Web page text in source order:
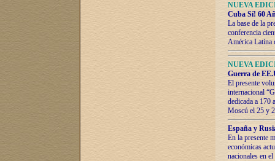
NUEVA
Cuba Sí! 60
La base de la
conferencia
América Latina
NUEVA
Guerra de
El presente
internacional
dedicada a 170
Moscú el 25 y
España y
En la presente
económicas
nacionales en